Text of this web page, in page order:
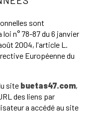
sont
n° 78-87 du 6 janvier
2004, l'article L.
Européenne du
site buetas47.com,
des liens par
a accédé au site